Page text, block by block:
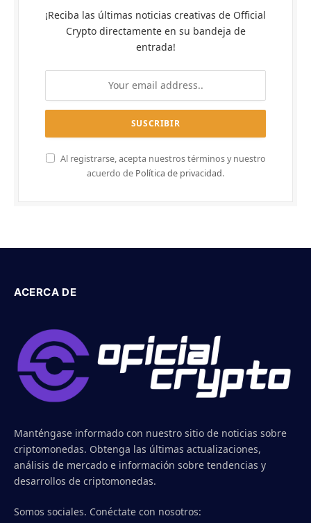
¡Reciba las últimas noticias creativas de Official
Crypto directamente en su bandeja de
entrada!
Al registrarse, acepta nuestros términos y nuestro
acuerdo de Política de privacidad.
ACERCA DE
Manténgase informado con nuestro sitio de noticias sobre
criptomonedas. Obtenga las últimas actualizaciones,
análisis de mercado e información sobre tendencias y
desarrollos de criptomonedas.
Somos sociales. Conéctate con nosotros: